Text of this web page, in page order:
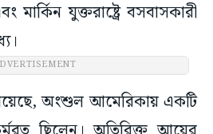
মার্কিন যুক্তরাষ্ট্রে বসবাসকারী
অংশুল আমেরিকায় একটি